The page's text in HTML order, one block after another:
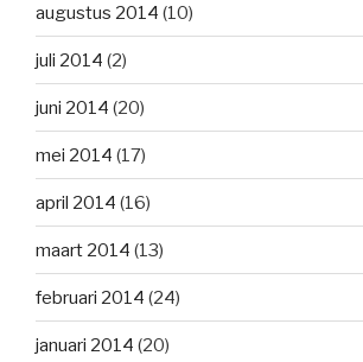
augustus 2014 (10)
juli 2014 (2)
juni 2014 (20)
mei 2014 (17)
april 2014 (16)
maart 2014 (13)
februari 2014 (24)
januari 2014 (20)